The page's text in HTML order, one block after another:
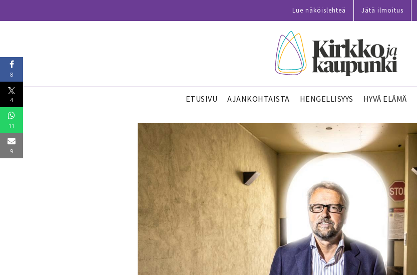
Lue näköislehteä Jätä ilmoitus
ETUSIVU AJANKOHTAISTA HENGELLISYYS HYVÄ ELÄMÄ
8
4
11
9